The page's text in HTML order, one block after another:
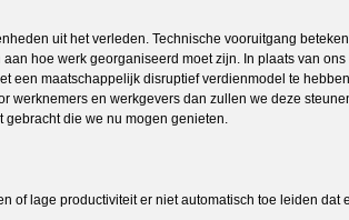
uit het verleden. Technische vooruitgang
hoe werk georganiseerd moet zijn. In plaats van
maatschappelijk disruptief verdienmodel te
en werkgevers dan zullen we deze
gebracht die we nu mogen genieten.
lage productiviteit er niet automatisch toe leiden